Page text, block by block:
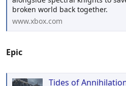
broken world back together.
www.xbox.com
Epic
Tides of Annihilation